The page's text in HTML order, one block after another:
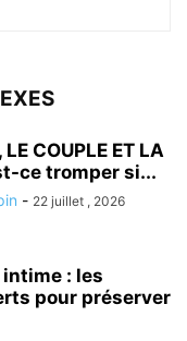
COUPLE ET LA
ce tromper si...
- 22 juillet , 2026
: les
pour préserver